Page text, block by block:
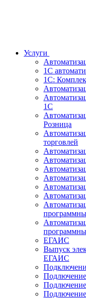
Услуги
1С
1С:
1С
Розница
торговлей
ЕГАИС
Выпуск
ЕГАИС